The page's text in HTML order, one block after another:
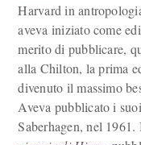
Harvard in
aveva iniziato come
merito di pubblicare,
alla Chilton, la prima
divenuto il massimo
Aveva pubblicato i
Saberhagen, nel